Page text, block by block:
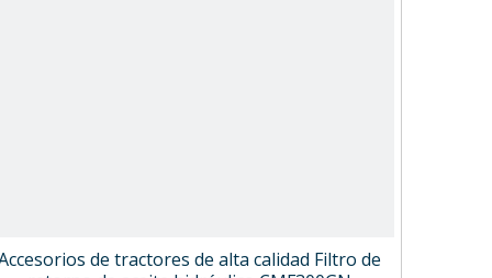
de tractores de alta calidad Filtro de